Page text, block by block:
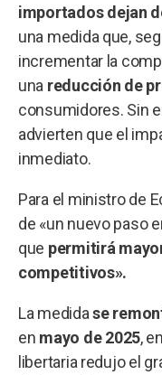
importados dejan
una medida que,
incrementar la
una reducción de
consumidores. Sin
advierten que el
inmediato.
Para el ministro de
de «un nuevo paso
que permitirá
competitivos».
La medidase
en mayo de 2025,
libertaria redujo el